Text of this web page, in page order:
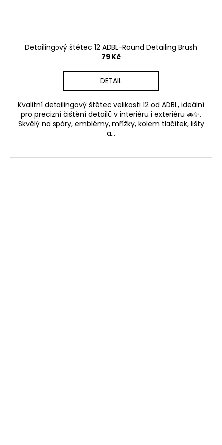
Detailingový štětec 12 ADBL-Round Detailing Brush
79 Kč
DETAIL
Kvalitní detailingový štětec velikosti 12 od ADBL, ideální
pro precizní čištění detailů v interiéru i exteriéru 🚗✨.
Skvělý na spáry, emblémy, mřížky, kolem tlačítek, lišty
a...